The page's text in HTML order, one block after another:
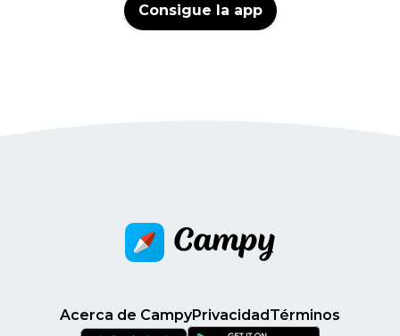
Consigue la app
Acerca de CampyPrivacidadTérminos